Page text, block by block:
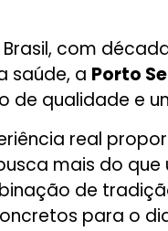
com
saúde, a Porto
qualidade e
real
mais do
de
para o